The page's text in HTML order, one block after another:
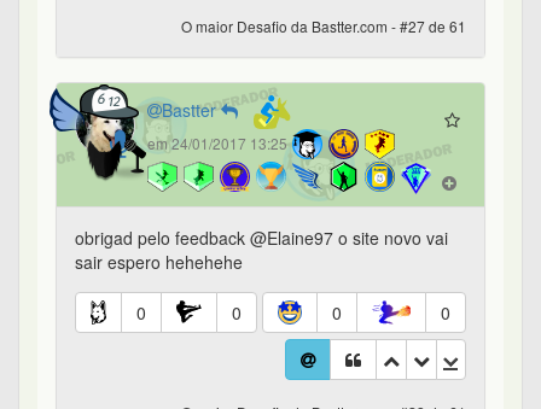
O maior Desafio da Bastter.com - #27 de 61
Bastter
em 24/01/2017 13:25
obrigad pelo feedback @Elaine97 o site novo vai
sair espero hehehehe
0 0 0 0